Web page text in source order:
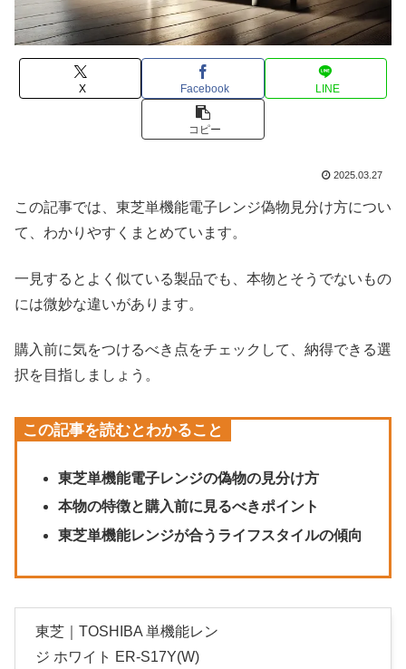
X Facebook LINE
コピー
2025.03.27
この記事では、東芝単機能電子レンジ偽物見分け方につい
て、わかりやすくまとめています。
一見するとよく似ている製品でも、本物とそうでないもの
には微妙な違いがあります。
購入前に気をつけるべき点をチェックして、納得できる選
択を目指しましょう。
この記事を読むとわかること
東芝単機能電子レンジの偽物の見分け方
本物の特徴と購入前に見るべきポイント
東芝単機能レンジが合うライフスタイルの傾向
東芝｜TOSHIBA 単機能レン
ジ ホワイト ER-S17Y(W)